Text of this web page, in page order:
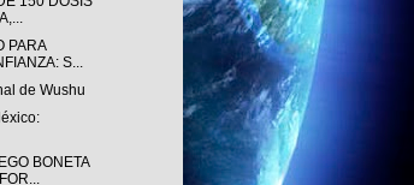
PARA
S...
de Wushu
BONETA